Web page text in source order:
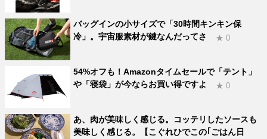
バッグインの小サイズで「30時間キンキン保
冷」。宇宙服素材が鍵なんだってさ
★ 0
54%オフも！Amazonタイムセールで「テント」
や「寝袋」が今ならお買い得ですよ
★ 0
あ、肉が美味しく感じる。コッテリしたソースも
美味しく感じる。【こぐれひでこの｢ごはん日